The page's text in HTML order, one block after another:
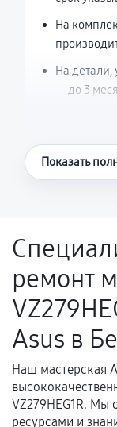
На
На
— до 3
Что
Поломка
гарантии
Показать
ремонт
Asus в
Наш мастерская
VZ279HEG1R.
ресурсами и